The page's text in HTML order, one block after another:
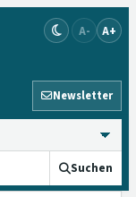
A- A+
Newsletter
Suchen